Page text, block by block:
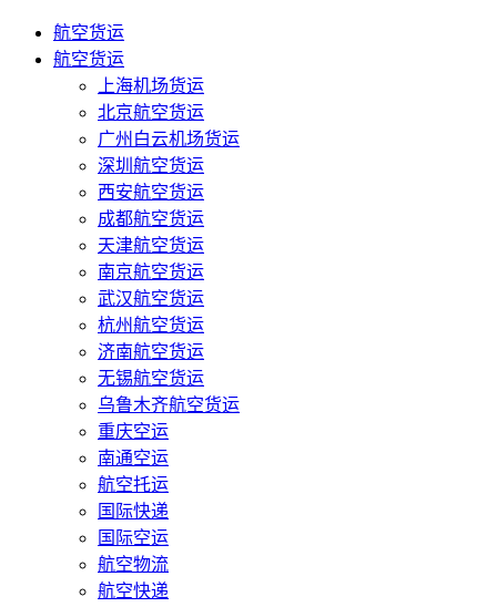
航空货运
航空货运
上海机场货运
北京航空货运
广州白云机场货运
深圳航空货运
西安航空货运
成都航空货运
天津航空货运
南京航空货运
武汉航空货运
杭州航空货运
济南航空货运
无锡航空货运
乌鲁木齐航空货运
重庆空运
南通空运
航空托运
国际快递
国际空运
航空物流
航空快递